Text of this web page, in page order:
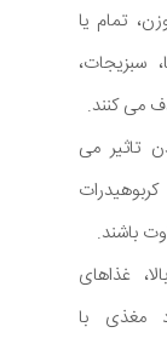
تمام یا
سبزیجات،
می کنند.
تاثیر می
باشند.
غذاهای
مغذی با